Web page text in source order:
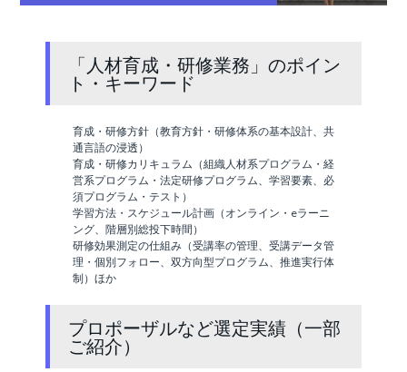
「人材育成・研修業務」のポイン
ト・キーワード
育成・研修方針（教育方針・研修体系の基本設計、共
通言語の浸透）
育成・研修カリキュラム（組織人材系プログラム・経
営系プログラム・法定研修プログラム、学習要素、必
須プログラム・テスト）
学習方法・スケジュール計画（オンライン・eラーニ
ング、階層別総投下時間）
研修効果測定の仕組み（受講率の管理、受講データ管
理・個別フォロー、双方向型プログラム、推進実行体
制）ほか
プロポーザルなど選定実績（一部
ご紹介）